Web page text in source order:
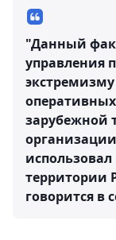
"Данный
управления
зарубежной
территории
говорится